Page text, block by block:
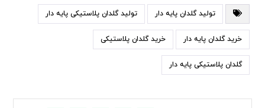
تولید گلدان پایه دار تولید گلدان پلاستیکی پایه دار
خرید گلدان پایه دار خرید گلدان پلاستیکی
گلدان پلاستیکی پایه دار